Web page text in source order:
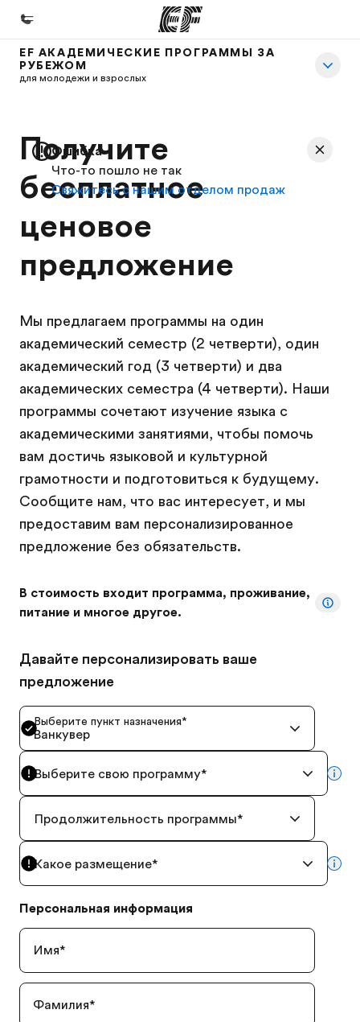
Главная
Программы
Все курсы и программы EF
Офисы
Найти ближайший офис
Кто мы
Присоединиться к нашей команде
EF АКАДЕМИЧЕСКИЕ ПРОГРАММЫ ЗА
РУБЕЖОМ
для молодежи и взрослых
Получите
бесплатное
ценовое
предложение
Мы предлагаем программы на один
академический семестр (2 четверти), один
академический год (3 четверти) и два
академических семестра (4 четверти). Наши
программы сочетают изучение языка с
академическими занятиями, чтобы помочь
вам достичь языковой и культурной
грамотности и подготовиться к будущему.
Сообщите нам, что вас интересует, и мы
предоставим вам персонализированное
предложение без обязательств.
В стоимость входит программа, проживание,
питание и многое другое.
Давайте персонализировать ваше
предложение
Выберите пункт назначения*
Ванкувер
Выберите свою программу*
Продолжительность программы*
Какое размещение*
Персональная информация
Имя*
Фамилия*
Ошибка
Что-то пошло не так
Свяжитесь с нашим отделом продаж